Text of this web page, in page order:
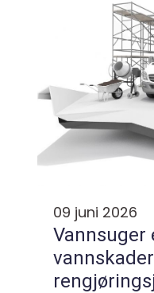
09 juni 2026
Vannsuger effektiv hjelp ved